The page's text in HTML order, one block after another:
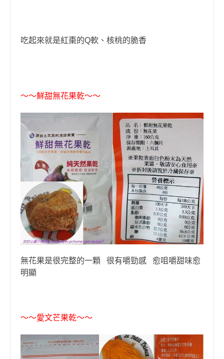
吃起來就是紅棗的Q軟、核桃的脆香
〜〜鮮甜無花果乾〜〜
無花果是很完整的一顆 很有嚼勁感 愈咀嚼甜味愈
明顯
〜〜愛文芒果乾〜〜